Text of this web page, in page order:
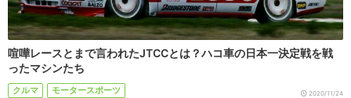
喧嘩レースとまで言われたJTCCとは？ハコ車の日本一決定戦を戦
ったマシンたち
クルマ モータースポーツ 2020/11/24